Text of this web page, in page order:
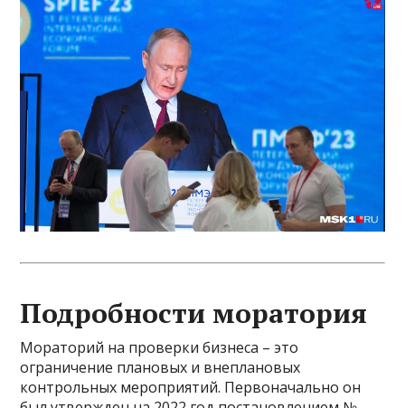
Подробности моратория
Мораторий на проверки бизнеса – это
ограничение плановых и внеплановых
контрольных мероприятий. Первоначально он